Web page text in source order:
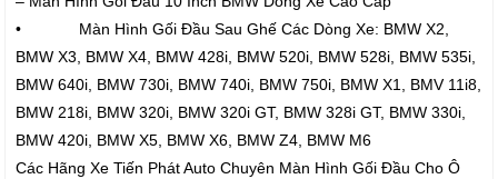
• Màn Hình Gối Đầu Sau Ghế Các Dòng Xe: BMW X2,
BMW X3, BMW X4, BMW 428i, BMW 520i, BMW 528i, BMW 535i,
BMW 640i, BMW 730i, BMW 740i, BMW 750i, BMW X1, BMV 11i8,
BMW 218i, BMW 320i, BMW 320i GT, BMW 328i GT, BMW 330i,
BMW 420i, BMW X5, BMW X6, BMW Z4, BMW M6
Các Hãng Xe Tiến Phát Auto Chuyên Màn Hình Gối Đầu Cho Ô